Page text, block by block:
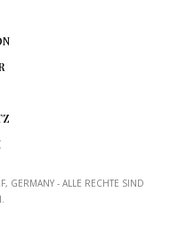
GERMANY - ALLE RECHTE SIND